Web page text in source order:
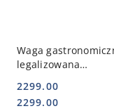
Waga
legalizowana
Stalgast OHAUS
Cena:
2299.00
Cena:
2299.00